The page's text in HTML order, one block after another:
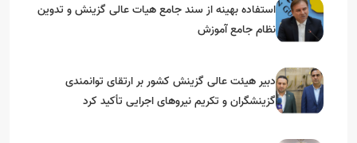
استفاده بهینه از سند جامع هیات عالی گزینش و‌ تدوین
نظام جامع آموزش
دبیر هیئت عالی گزینش کشور بر ارتقای توانمندی
گزینشگران و تکریم نیروهای اجرایی تأکید کرد